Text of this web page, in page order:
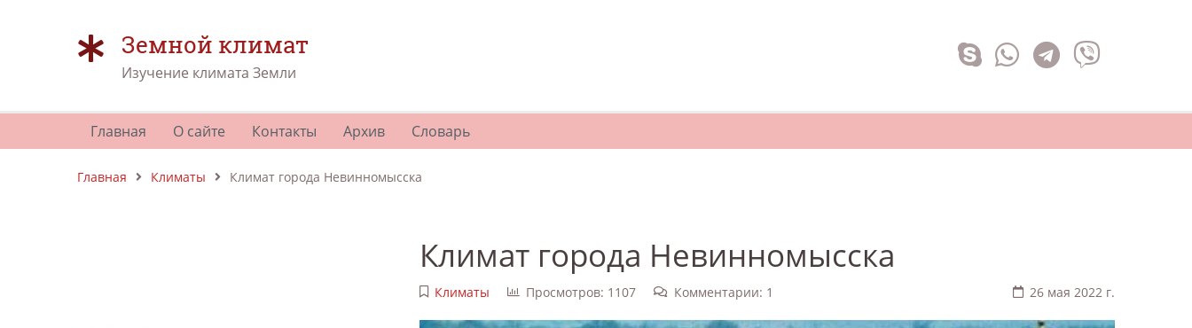
Земной климат
Изучение климата Земли
Главная О сайте Контакты Архив Словарь
Главная Климаты Климат города Невинномысска
Климат города Невинномысска
Климаты Просмотров: 1107 Комментарии: 1 26 мая 2022 г.